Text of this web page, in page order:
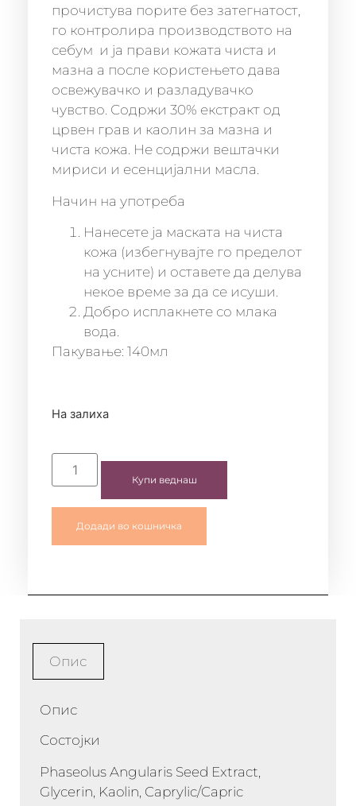
прочистува порите без затегнатост,
го контролира производството на
себум и ја прави кожата чиста и
мазна а после користењето дава
освежувачко и разладувачко
чувство. Содржи 30% екстракт од
црвен грав и каолин за мазна и
чиста кожа. Не содржи вештачки
мириси и есенцијални масла.
Начин на употреба
Нанесете ја маската на чиста
кожа (избегнувајте го пределот
на усните) и оставете да делува
некое време за да се исуши.
Добро исплакнете со млака
вода.
Пакување: 140мл
На залиха
Купи веднаш
Додади во кошничка
Опис
Опис
Состојки
Phaseolus Angularis Seed Extract,
Glycerin, Kaolin, Caprylic/Capric